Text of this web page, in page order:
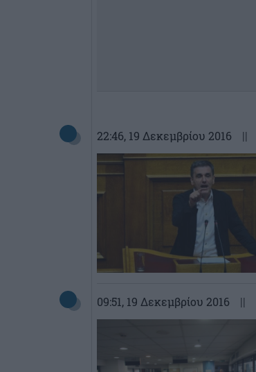
22:46, 19 Δεκεμβρίου 2016 ||
09:51, 19 Δεκεμβρίου 2016 ||